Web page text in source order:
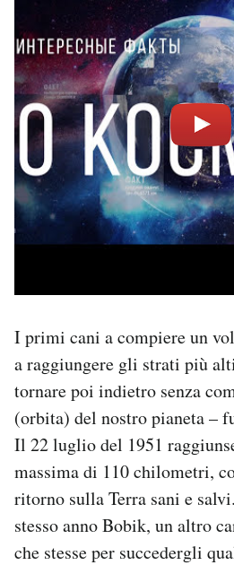
I primi cani a compiere un
a raggiungere gli strati più
tornare poi indietro senza
(orbita) del nostro pianeta –
Il 22 luglio del 1951
massima di 110 chilometri,
ritorno sulla Terra sani e
stesso anno Bobik, un altro
che stesse per succedergli